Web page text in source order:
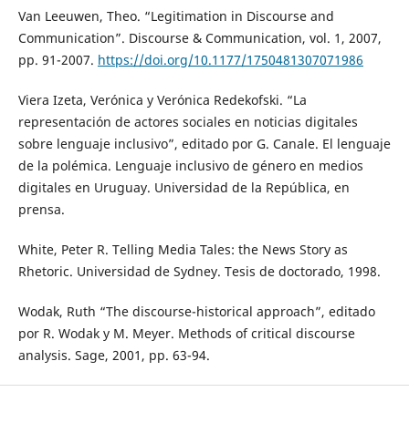
Van Leeuwen, Theo. “Legitimation in Discourse and
Communication”. Discourse & Communication, vol. 1, 2007,
pp. 91-2007. https://doi.org/10.1177/1750481307071986
Viera Izeta, Verónica y Verónica Redekofski. “La
representación de actores sociales en noticias digitales
sobre lenguaje inclusivo”, editado por G. Canale. El lenguaje
de la polémica. Lenguaje inclusivo de género en medios
digitales en Uruguay. Universidad de la República, en
prensa.
White, Peter R. Telling Media Tales: the News Story as
Rhetoric. Universidad de Sydney. Tesis de doctorado, 1998.
Wodak, Ruth “The discourse-historical approach”, editado
por R. Wodak y M. Meyer. Methods of critical discourse
analysis. Sage, 2001, pp. 63-94.